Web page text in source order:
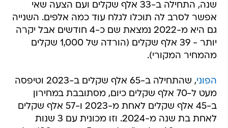
שנה, התחילה ב-33 אלף שקלים ועם הצעה שאי
אפשר לסרב לה תוכלו לגלח עוד כמה אלפים. השנייה
גם היא מ-2022 נמצאת שם כ-4 חודשים אבל יקרה
יותר - 39 אלף שקלים (הורדה של 1,000 שקלים
מהמחיר המקורי).
הפוני
, שהתחילה ב-65 אלף שקלים ב-2023 וטיפסה
מעט ל-70 אלף שקלים כיום, מסתובבת במחירון
ב-45 אלף שקלים לאחת מ-2023 ו-57 אלף שקלים
לאחת בת שנה מ-2024. וזו מכונית עם 3 שנות